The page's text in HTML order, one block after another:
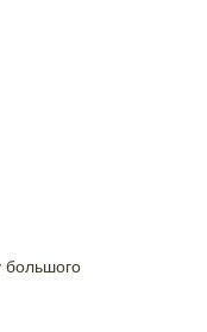
большого